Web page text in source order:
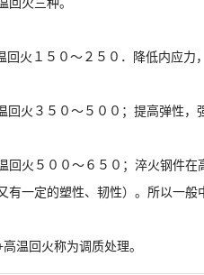
回火１５０～２５０．降低内应力
回火３５０～５００；提高弹性，
回火５００～６５０；淬火钢件
有一定的塑性、韧性）。所以一般
温回火称为调质处理。